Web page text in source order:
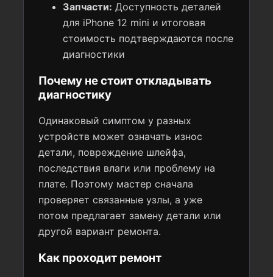
Запчасти: Доступность деталей
для iPhone 12 mini и итоговая
стоимость подтверждаются после
диагностики
Почему не стоит откладывать
диагностику
Одинаковый симптом у разных
устройств может означать износ
детали, повреждение шлейфа,
последствия влаги или проблему на
плате. Поэтому мастер сначала
проверяет связанные узлы, а уже
потом предлагает замену детали или
другой вариант ремонта.
Как проходит ремонт